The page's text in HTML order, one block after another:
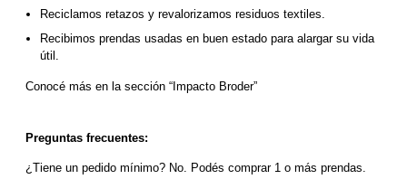
Reciclamos retazos y revalorizamos residuos textiles.
Recibimos prendas usadas en buen estado para alargar su vida
útil.
Conocé más en la sección “Impacto Broder”
Preguntas frecuentes:
¿Tiene un pedido mínimo? No. Podés comprar 1 o más prendas.